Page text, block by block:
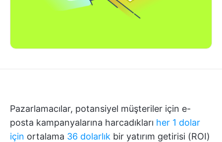
Pazarlamacılar, potansiyel müşteriler için e-
posta kampanyalarına harcadıkları her 1 dolar
için ortalama 36 dolarlık bir yatırım getirisi (ROI)